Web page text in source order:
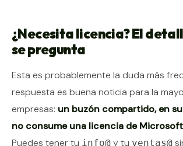
¿Necesita licencia? El
se pregunta
Esta es probablemente la duda más
respuesta es buena noticia para la
empresas: un buzón compartido, en
no consume una licencia de
Puedes tener tu info@ y tu ventas@